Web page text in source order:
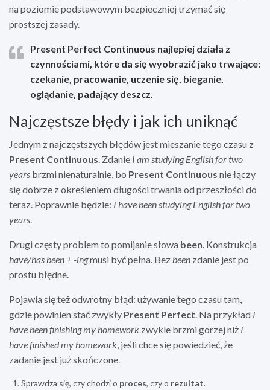
na poziomie podstawowym bezpieczniej trzymać się
prostszej zasady.
Present Perfect Continuous najlepiej działa z
czynnościami, które da się wyobrazić jako trwające:
czekanie, pracowanie, uczenie się, bieganie,
oglądanie, padający deszcz.
Najczęstsze błędy i jak ich uniknąć
Jednym z najczęstszych błędów jest mieszanie tego czasu z
Present Continuous . Zdanie I am studying English for two
years brzmi nienaturalnie, bo Present Continuous nie łączy
się dobrze z określeniem długości trwania od przeszłości do
teraz. Poprawnie będzie: I have been studying English for two
years
Drugi częsty problem to pomijanie słowa been . Konstrukcja
have/has been + -ingmusi być pełna. Bez been zdanie jest po
prostu błędne.
Pojawia się też odwrotny błąd: używanie tego czasu tam,
gdzie powinien stać zwykły Present Perfect . Na przykład I
have been finishing my homework zwykle brzmi gorzej niż I
have finished my homework , jeśli chce się powiedzieć, że
zadanie jest już skończone.
Sprawdza się, czy chodzi o proces, czy o rezultat.